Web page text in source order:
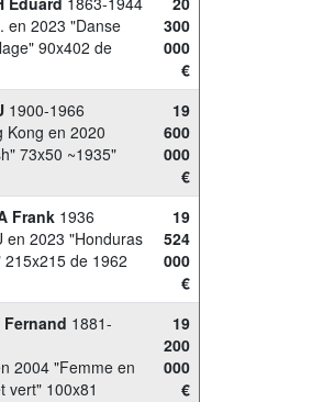
en 2023 "Danse
90x402 de
300
000
€
1900-1966
Kong en 2020
73x50 ~1935"
19
600
000
€
Frank 1936
en 2023 "Honduras
215x215 de 1962
19
524
000
€
Fernand 1881-
2004 "Femme en
vert" 100x81
19
200
000
€